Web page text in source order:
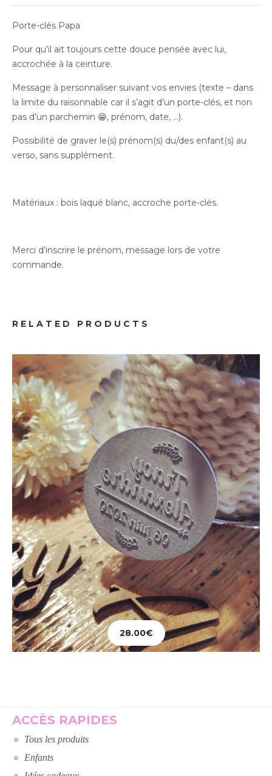
Porte-clés Papa
Pour qu’il ait toujours cette douce pensée avec lui,
accrochée à la ceinture.
Message à personnaliser suivant vos envies (texte – dans
la limite du raisonnable car il s’agit d’un porte-clés, et non
pas d’un parchemin 😁, prénom, date, …).
Possibilité de graver le(s) prénom(s) du/des enfant(s) au
verso, sans supplément.
Matériaux : bois laqué blanc, accroche porte-clés.
Merci d’inscrire le prénom, message lors de votre
commande.
RELATED PRODUCTS
Tampon Personnalisé
28.00€
ACCÈS RAPIDES
Tous les produits
Enfants